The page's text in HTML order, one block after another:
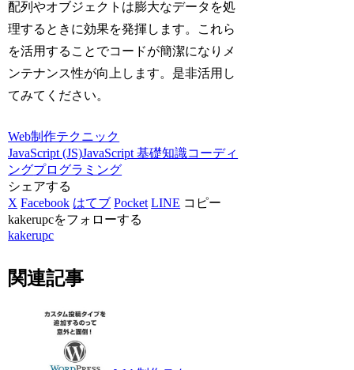
配列やオブジェクトは膨大なデータを処
理するときに効果を発揮します。これら
を活用することでコードが簡潔になりメ
ンテナンス性が向上します。是非活用し
てみてください。
Web制作テクニック
JavaScript (JS)JavaScript 基礎知識コーディ
ングプログラミング
シェアする
X Facebook はてブ Pocket LINE コピー
kakerupcをフォローする
kakerupc
関連記事